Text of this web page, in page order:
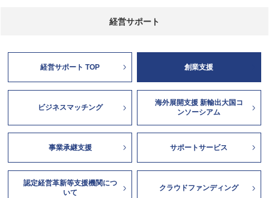
経営サポート
経営サポート TOP 創業支援
ビジネスマッチング
海外展開支援 新輸出大国コ
ンソーシアム
事業承継支援 サポートサービス
認定経営革新等支援機関につ
いて
クラウドファンディング